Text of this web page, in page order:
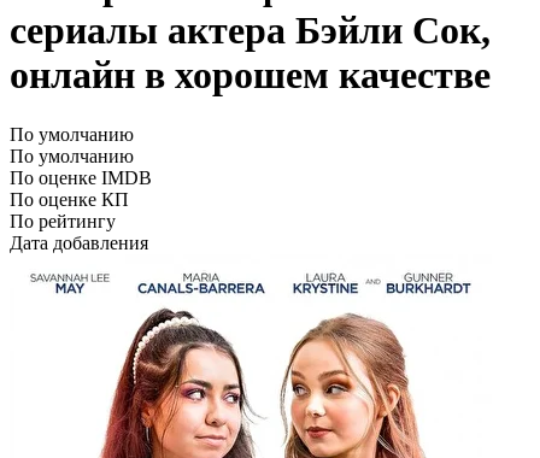
сериалы актера Бэйли Сок,
онлайн в хорошем качестве
По умолчанию
По умолчанию
По оценке IMDB
По оценке КП
По рейтингу
Дата добавления